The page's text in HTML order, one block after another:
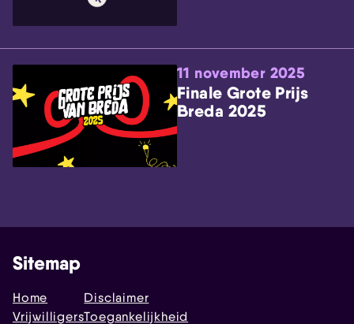
11 november 2025
Finale Grote Prijs
Breda 2025
Sitemap
Home
Vrijwilligers
Disclaimer
Toegankelijkheid